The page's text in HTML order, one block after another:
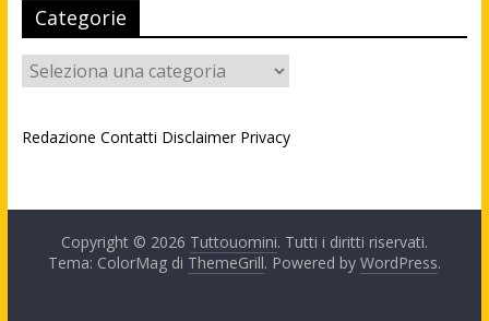
Categorie
Categorie
Redazione Contatti Disclaimer Privacy
Copyright © 2026 Tuttouomini. Tutti i diritti riservati.
Tema: ColorMag di ThemeGrill. Powered by WordPress.